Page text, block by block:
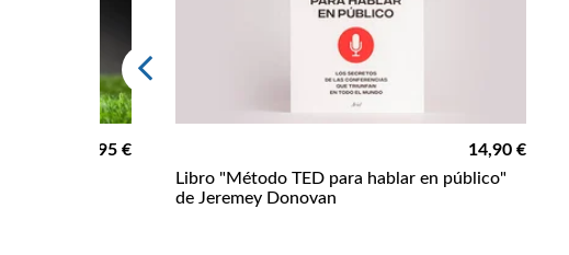
19,95 €
14,90 €
Libro "Método TED para hablar en público"
de Jeremey Donovan